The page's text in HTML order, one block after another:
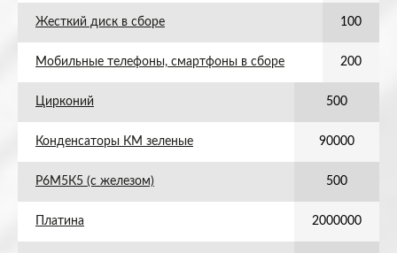
Жесткий диск в сборе 100
Мобильные телефоны, смартфоны в сборе 200
Цирконий 500
Конденсаторы КМ зеленые 90000
Р6М5К5 (с железом) 500
Платина 2000000